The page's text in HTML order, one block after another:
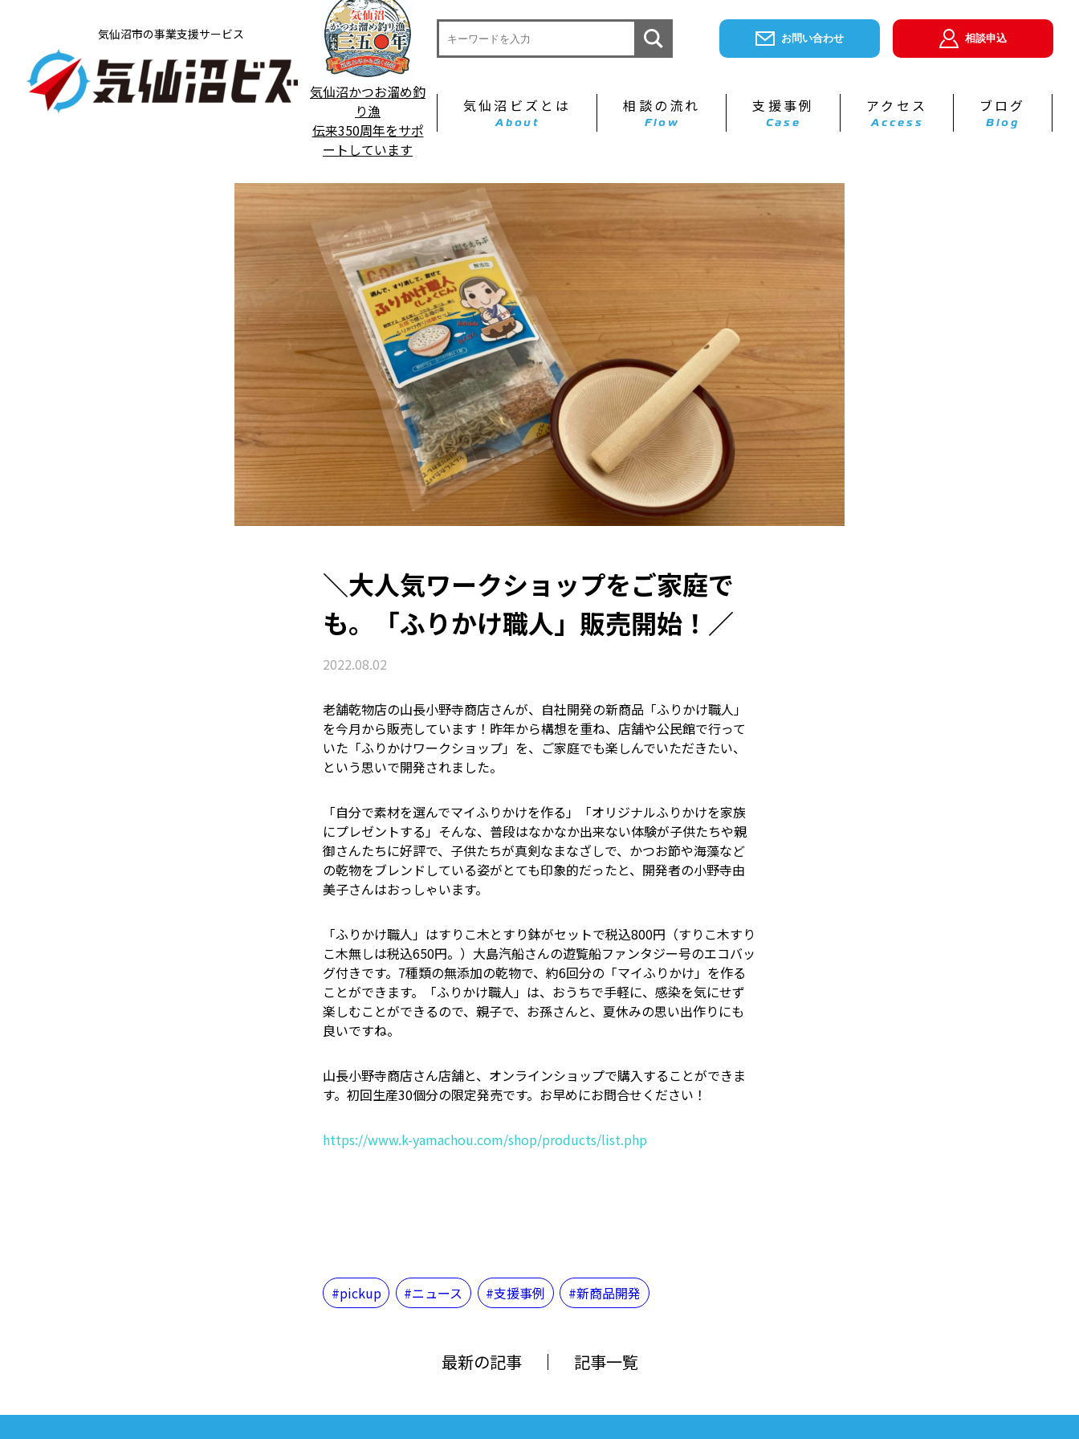
気仙沼市の事業支援サービス
気仙沼かつお溜め釣
り漁
伝来350周年をサポ
ートしています
お問い合わせ 相談申込
気仙沼ビズとは
About
相談の流れ
Flow
支援事例
Case
アクセス
Access
ブログ
Blog
＼大人気ワークショップをご家庭で
も。「ふりかけ職人」販売開始！／
2022.08.02
老舗乾物店の山長小野寺商店さんが、自社開発の新商品「ふりかけ職人」
を今月から販売しています！昨年から構想を重ね、店舗や公民館で行って
いた「ふりかけワークショップ」を、ご家庭でも楽しんでいただきたい、
という思いで開発されました。
「自分で素材を選んでマイふりかけを作る」「オリジナルふりかけを家族
にプレゼントする」そんな、普段はなかなか出来ない体験が子供たちや親
御さんたちに好評で、子供たちが真剣なまなざしで、かつお節や海藻など
の乾物をブレンドしている姿がとても印象的だったと、開発者の小野寺由
美子さんはおっしゃいます。
「ふりかけ職人」はすりこ木とすり鉢がセットで税込800円（すりこ木すり
こ木無しは税込650円。）大島汽船さんの遊覧船ファンタジー号のエコバッ
グ付きです。7種類の無添加の乾物で、約6回分の「マイふりかけ」を作る
ことができます。「ふりかけ職人」は、おうちで手軽に、感染を気にせず
楽しむことができるので、親子で、お孫さんと、夏休みの思い出作りにも
良いですね。
山長小野寺商店さん店舗と、オンラインショップで購入することができま
す。初回生産30個分の限定発売です。お早めにお問合せください！
https://www.k-yamachou.com/shop/products/list.php
pickup ニュース 支援事例 新商品開発
最新の記事 記事一覧